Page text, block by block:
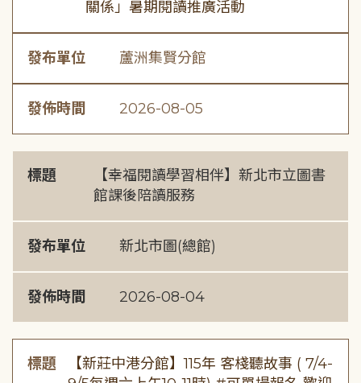
關係」暑期閱讀推廣活動
發布單位 蘆洲集賢分館
發佈時間 2026-08-05
標題
【幸福閱讀學習相伴】新北市立圖書
館課後陪讀服務
發布單位 新北市圖(總館)
發佈時間 2026-08-04
標題
【新莊中港分館】115年 客棧聽故事 ( 7/4-